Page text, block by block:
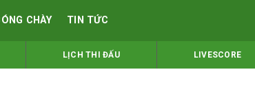
CHÀY TIN TỨC
LỊCH THI ĐẤU LIVESCORE